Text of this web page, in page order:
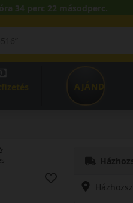
34 perc 21 másodperc.